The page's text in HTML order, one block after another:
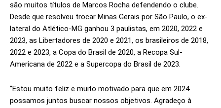
são muitos títulos de Marcos Rocha defendendo o clube.
Desde que resolveu trocar Minas Gerais por São Paulo, o ex-
lateral do Atlético-MG ganhou 3 paulistas, em 2020, 2022 e
2023, as Libertadores de 2020 e 2021, os brasileiros de 2018,
2022 e 2023, a Copa do Brasil de 2020, a Recopa Sul-
Americana de 2022 e a Supercopa do Brasil de 2023.
“Estou muito feliz e muito motivado para que em 2024
possamos juntos buscar nossos objetivos. Agradeço à